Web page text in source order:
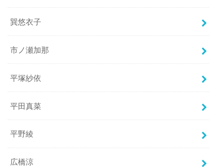
巽悠衣子
市ノ瀬加那
平塚紗依
平田真菜
平野綾
広橋涼